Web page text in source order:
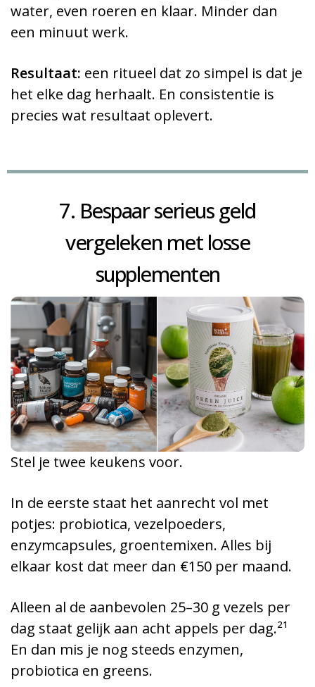
water, even roeren en klaar. Minder dan
een minuut werk.
Resultaat: een ritueel dat zo simpel is dat je
het elke dag herhaalt. En consistentie is
precies wat resultaat oplevert.
7. Bespaar serieus geld
vergeleken met losse
supplementen
Stel je twee keukens voor.
In de eerste staat het aanrecht vol met
potjes: probiotica, vezelpoeders,
enzymcapsules, groentemixen. Alles bij
elkaar kost dat meer dan €150 per maand.
Alleen al de aanbevolen 25–30 g vezels per
dag staat gelijk aan acht appels per dag.²¹
En dan mis je nog steeds enzymen,
probiotica en greens.